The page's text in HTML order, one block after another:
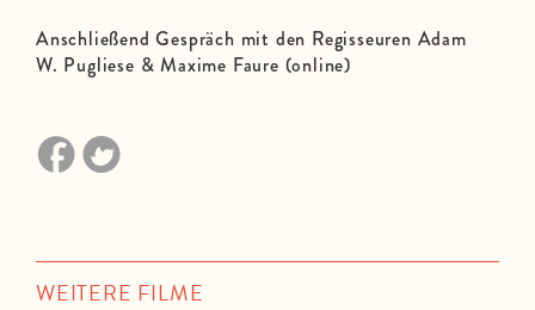
Anschließend Gespräch mit den Regisseuren Adam
W. Pugliese & Maxime Faure (online)
WEITERE FILME